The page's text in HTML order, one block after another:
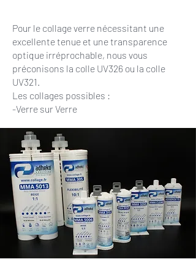
Pour le collage verre nécessitant une
excellente tenue et une transparence
optique irréprochable, nous vous
préconisons la colle UV326 ou la colle
UV321.
Les collages possibles :
-Verre sur Verre